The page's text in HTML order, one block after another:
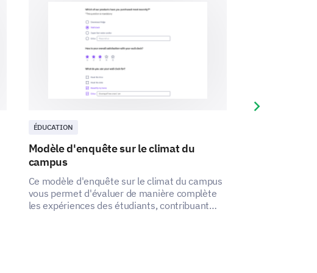
ÉDUCATION
Modèle d'enquête sur le climat du
campus
Ce modèle d'enquête sur le climat du campus
vous permet d'évaluer de manière complète
les expériences des étudiants, contribuant
Next slide